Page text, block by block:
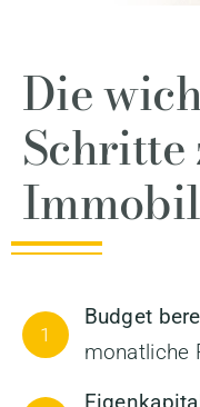
Die
1
Budget
monatliche